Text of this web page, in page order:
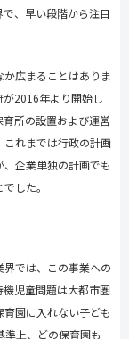
、早い段階から注目
広まることはありま
が2016年より開始し
所の設置および運営
れまでは行政の計画
企業単独の計画でも
した。
では、この事業への
児童問題は大都市圏
園に入れない子ども
上、どの保育園も